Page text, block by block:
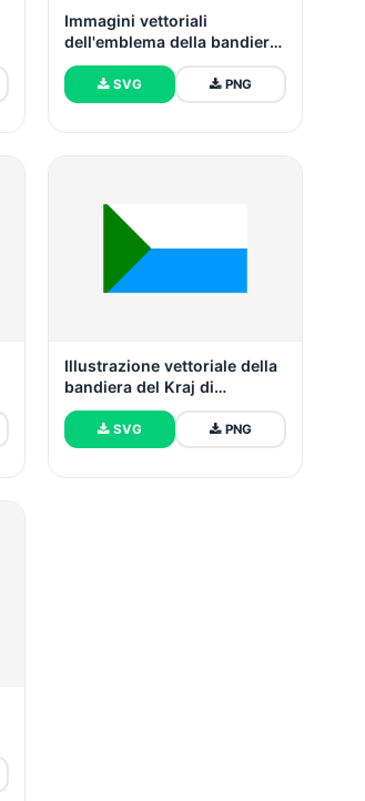
Immagini vettoriali
dell'emblema della bandiera
del Kraj di Khabarovsk
SVG PNG
Illustrazione vettoriale della
bandiera del Kraj di
Khabarovsk
SVG PNG